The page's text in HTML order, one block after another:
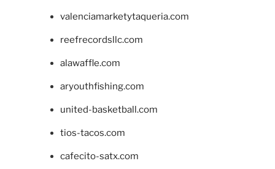
valenciamarketytaqueria.com
reefrecordsllc.com
alawaffle.com
aryouthfishing.com
united-basketball.com
tios-tacos.com
cafecito-satx.com